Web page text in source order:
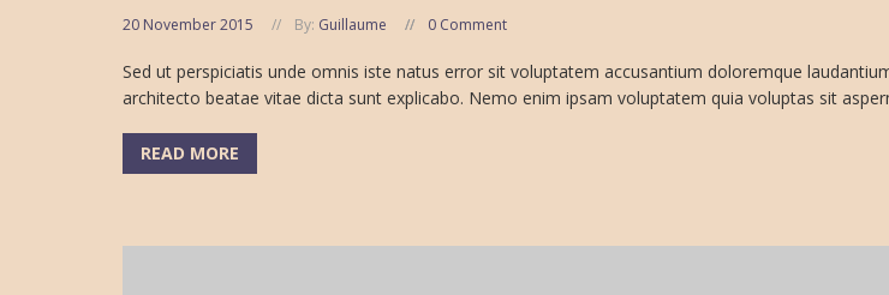
20 November 2015 By: Guillaume 0 Comment
Sed ut perspiciatis unde omnis iste natus error sit voluptatem accusantium doloremque
architecto beatae vitae dicta sunt explicabo. Nemo enim ipsam voluptatem quia voluptas sit
READ MORE